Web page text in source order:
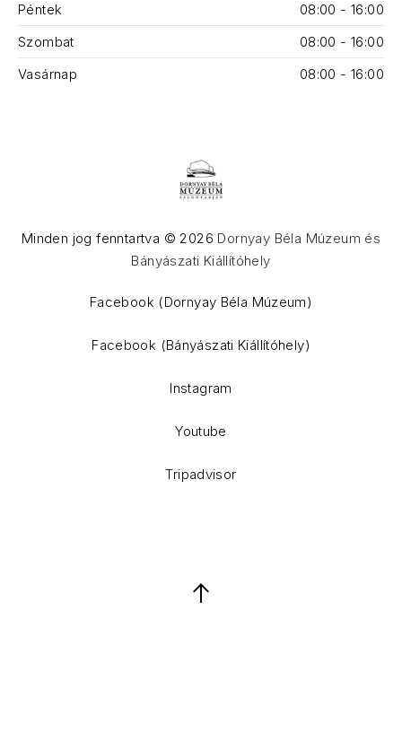
Péntek
08:00 - 16:00
Szombat
08:00 - 16:00
Vasárnap
08:00 - 16:00
Minden jog fenntartva © 2026 Dornyay Béla Múzeum és
Bányászati Kiállítóhely
Facebook (Dornyay Béla Múzeum)
Facebook (Bányászati Kiállítóhely)
Instagram
Youtube
Tripadvisor